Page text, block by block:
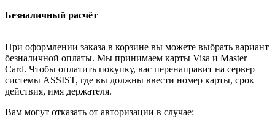
Безналичный расчёт
При оформлении заказа в корзине вы можете выбрать вариант
безналичной оплаты. Мы принимаем карты Visa и Master
Card. Чтобы оплатить покупку, вас перенаправит на сервер
системы ASSIST, где вы должны ввести номер карты, срок
действия, имя держателя.
Вам могут отказать от авторизации в случае: